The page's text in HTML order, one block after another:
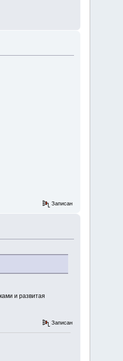
Записан
и развитая
Записан